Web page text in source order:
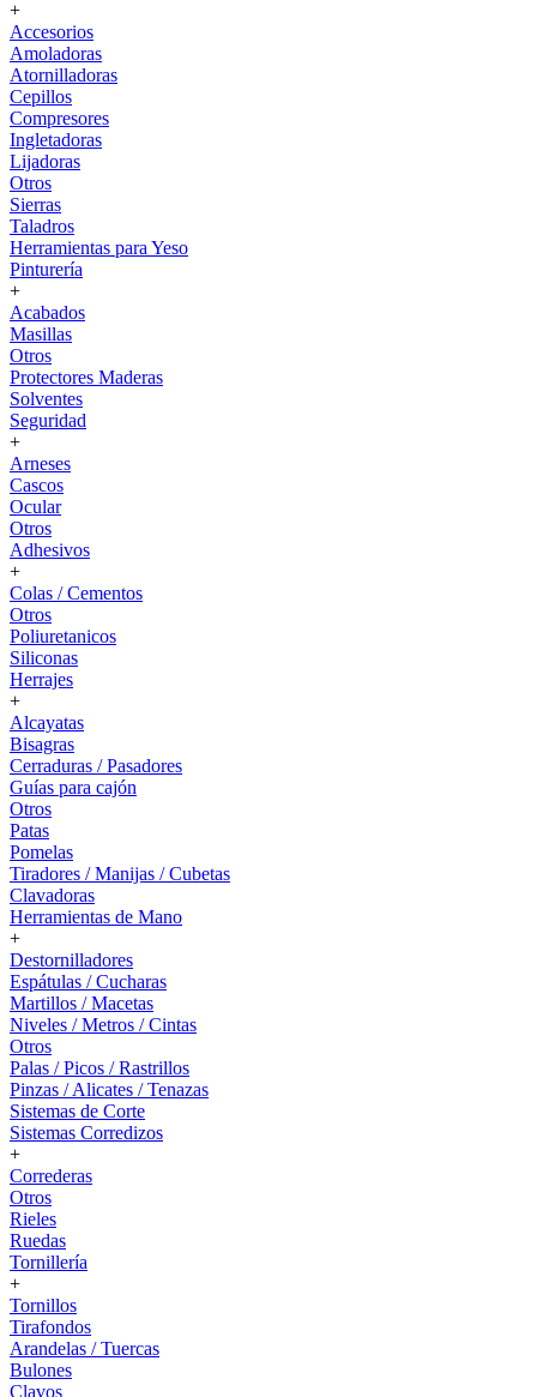
+
Accesorios
Amoladoras
Atornilladoras
Cepillos
Compresores
Ingletadoras
Lijadoras
Otros
Sierras
Taladros
Herramientas para Yeso
Pinturería
+
Acabados
Masillas
Otros
Protectores Maderas
Solventes
Seguridad
+
Arneses
Cascos
Ocular
Otros
Adhesivos
+
Colas / Cementos
Otros
Poliuretanicos
Siliconas
Herrajes
+
Alcayatas
Bisagras
Cerraduras / Pasadores
Guías para cajón
Otros
Patas
Pomelas
Tiradores / Manijas / Cubetas
Clavadoras
Herramientas de Mano
+
Destornilladores
Espátulas / Cucharas
Martillos / Macetas
Niveles / Metros / Cintas
Otros
Palas / Picos / Rastrillos
Pinzas / Alicates / Tenazas
Sistemas de Corte
Sistemas Corredizos
+
Correderas
Otros
Rieles
Ruedas
Tornillería
+
Tornillos
Tirafondos
Arandelas / Tuercas
Bulones
Clavos